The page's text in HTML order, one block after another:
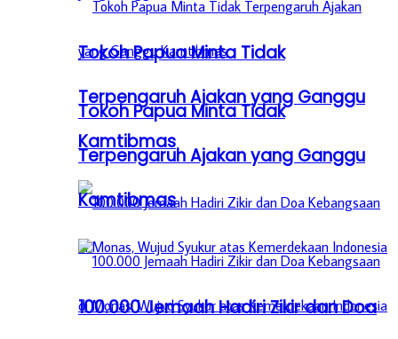
Tokoh Papua Minta Tidak
Terpengaruh Ajakan yang Ganggu
Kamtibmas
100.000 Jemaah Hadiri Zikir dan Doa
Tokoh Papua Minta Tidak
Terpengaruh Ajakan yang Ganggu
Kamtibmas